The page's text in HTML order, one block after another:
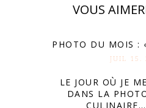
VOUS
PHOTO DU MOIS :
JUIL 15.
LE JOUR OÙ JE
DANS LA